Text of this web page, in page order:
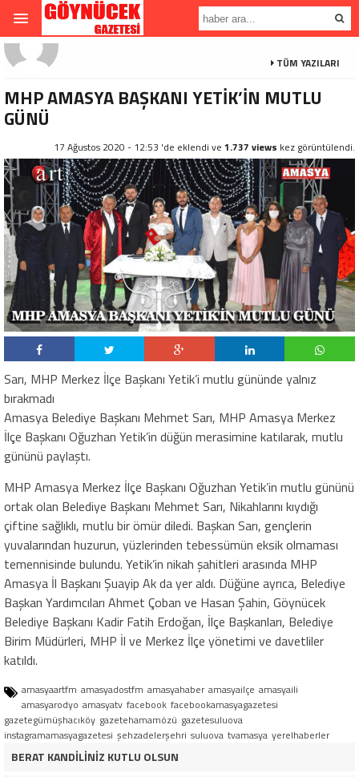
TÜM YAZILARI
MHP AMASYA BAŞKANI YETİK’İN MUTLU
GÜNÜ
17 Ağustos 2020 - 12:53 'de eklendi ve 1.737 views kez görüntülendi.
Sarı, MHP Merkez İlçe Başkanı Yetik’i mutlu gününde yalnız
bırakmadı
Amasya Belediye Başkanı Mehmet Sarı, MHP Amasya Merkez
İlçe Başkanı Oğuzhan Yetik’in düğün merasimine katılarak, mutlu
gününü paylaştı.
MHP Amasya Merkez İlçe Başkanı Oğuzhan Yetik’in mutlu gününü
ortak olan Belediye Başkanı Mehmet Sarı, Nikahlarını kıydığı
çiftine sağlıklı, mutlu bir ömür diledi. Başkan Sarı, gençlerin
yuvalarından huzurun, yüzlerinden tebessümün eksik olmaması
temennisinde bulundu. Yetik’in nikah şahitleri arasında MHP
Amasya İl Başkanı Şuayip Ak da yer aldı. Düğüne ayrıca, Belediye
Başkan Yardımcıları Ahmet Çoban ve Hasan Şahin, Göynücek
Belediye Başkanı Kadir Fatih Erdoğan, İlçe Başkanları, Belediye
Birim Müdürleri, MHP İl ve Merkez İlçe yönetimi ve davetliler
katıldı.
amasyaartfm amasyadostfm amasyahaber amasyailçe amasyaili
amasyarodyo amasyatv facebook facebookamasyagazetesi
gazetegümüşhacıköy gazetehamamözü gazetesuluova
instagramamasyagazetesi şehzadelerşehri suluova tvamasya yerelhaberler
BERAT KANDİLİNİZ KUTLU OLSUN